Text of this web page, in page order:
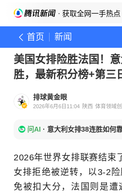
· 获取全网一手热点
首页 新闻
美国女排险胜法国！
胜，最新积分榜+第三
排球黄金眼
2026年6月6日11:04 陕西 体育领域
问AI · 意大利女排38连胜如何
2026年世界女排联赛结束
女排拒绝被逆转，以3-2
免被扣大分，法国则是遭